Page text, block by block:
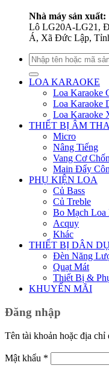
Nhà máy sản xuất:
Lô LG20A-LG21,
Á, Xã Đức Lập,
Tìm
kiếm:
LOA KARAOKE
Loa Karaoke
Loa Karaoke
Loa Karaoke
THIẾT BỊ ÂM
Micro
Nâng Tiếng
Vang Cơ
Main Đẩy
PHỤ KIỆN LOA
Củ Bass
Củ Treble
Bo Mạch Loa
Acquy
Khác
THIẾT BỊ DÂN
Đèn Năng
Quạt Mát
Thiết Bị &
KHUYẾN MÃI
Đăng nhập
Tên tài khoản hoặc địa chỉ
Mật khẩu *
buộc